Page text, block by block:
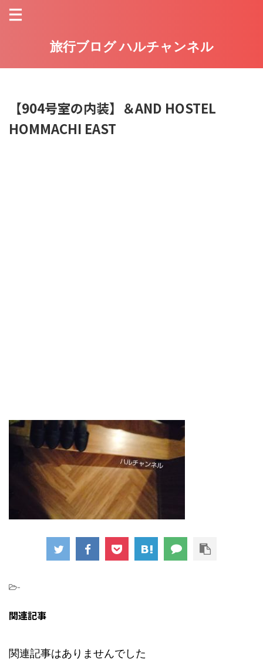
旅行ブログ ハルチャンネル
【904号室の内装】＆AND HOSTEL
HOMMACHI EAST
-
関連記事
関連記事はありませんでした